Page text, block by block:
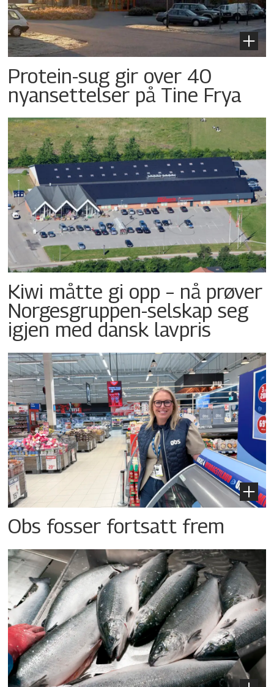
Protein-sug gir over 40
nyansettelser på Tine Frya
Kiwi måtte gi opp – nå prøver
Norgesgruppen-selskap seg
igjen med dansk lavpris
Obs fosser fortsatt frem